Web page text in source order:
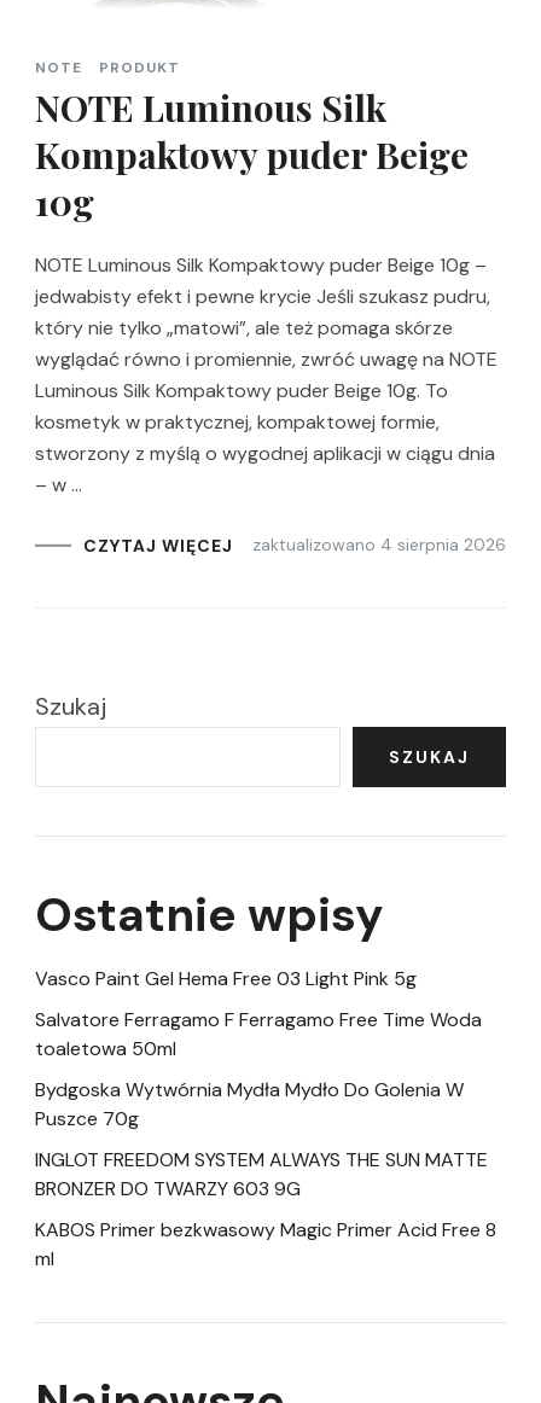
NOTE PRODUKT
NOTE Luminous Silk
Kompaktowy puder Beige
10g
NOTE Luminous Silk Kompaktowy puder Beige 10g –
jedwabisty efekt i pewne krycie Jeśli szukasz pudru,
który nie tylko „matowi”, ale też pomaga skórze
wyglądać równo i promiennie, zwróć uwagę na NOTE
Luminous Silk Kompaktowy puder Beige 10g. To
kosmetyk w praktycznej, kompaktowej formie,
stworzony z myślą o wygodnej aplikacji w ciągu dnia
– w …
CZYTAJ WIĘCEJ zaktualizowano 4 sierpnia 2026
Szukaj
SZUKAJ
Ostatnie wpisy
Vasco Paint Gel Hema Free 03 Light Pink 5g
Salvatore Ferragamo F Ferragamo Free Time Woda
toaletowa 50ml
Bydgoska Wytwórnia Mydła Mydło Do Golenia W
Puszce 70g
INGLOT FREEDOM SYSTEM ALWAYS THE SUN MATTE
BRONZER DO TWARZY 603 9G
KABOS Primer bezkwasowy Magic Primer Acid Free 8
ml